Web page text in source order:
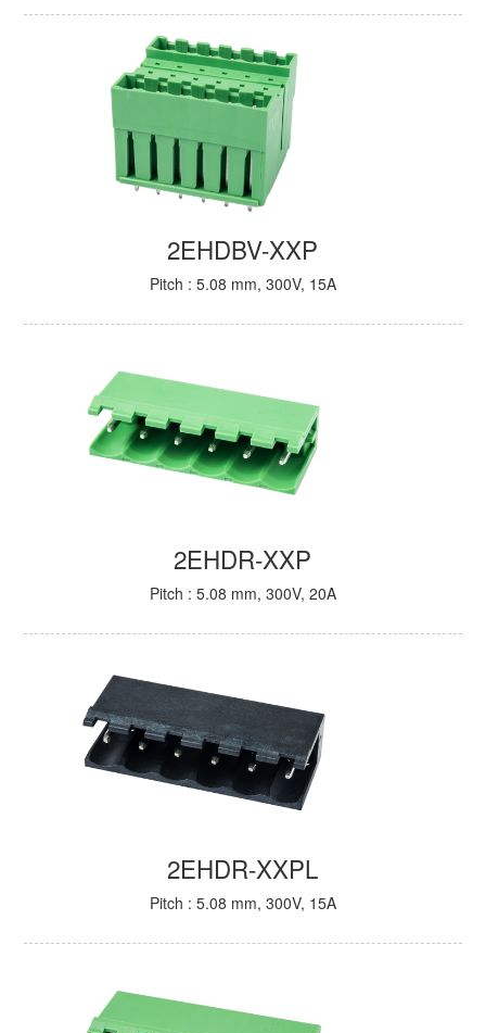
2EHDBV-XXP
Pitch : 5.08 mm, 300V, 15A
2EHDR-XXP
Pitch : 5.08 mm, 300V, 20A
2EHDR-XXPL
Pitch : 5.08 mm, 300V, 15A